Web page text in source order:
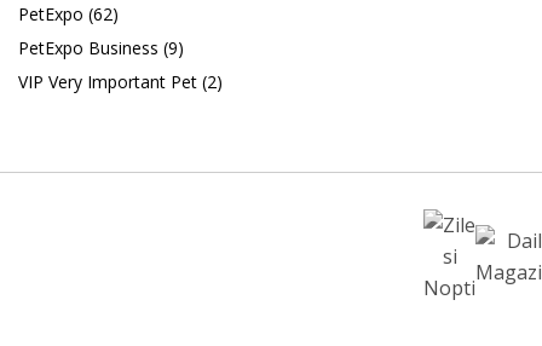
PetExpo (62)
PetExpo Business (9)
VIP Very Important Pet (2)